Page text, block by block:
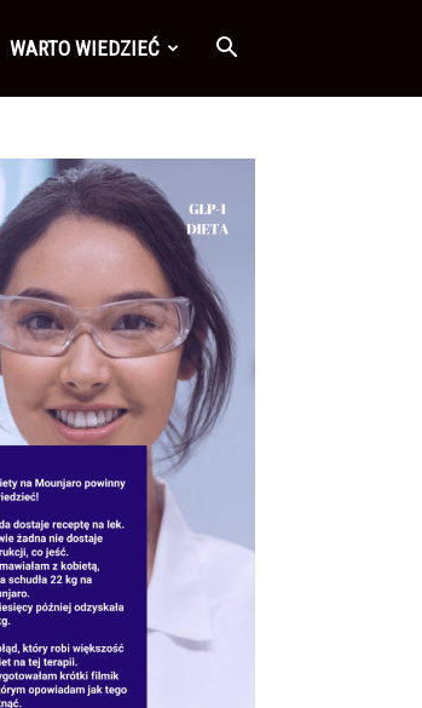
WARTO WIEDZIEĆ